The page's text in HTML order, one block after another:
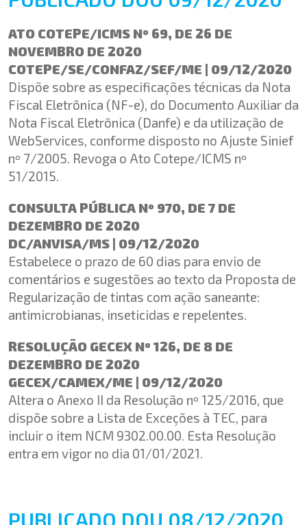
ATO COTEPE/ICMS Nº 69, DE 26 DE
NOVEMBRO DE 2020
COTEPE/SE/CONFAZ/SEF/ME | 09/12/2020
Dispõe sobre as especificações técnicas da Nota
Fiscal Eletrônica (NF-e), do Documento Auxiliar da
Nota Fiscal Eletrônica (Danfe) e da utilização de
WebServices, conforme disposto no Ajuste Sinief
nº 7/2005. Revoga o Ato Cotepe/ICMS nº
51/2015.
CONSULTA PÚBLICA Nº 970, DE 7 DE
DEZEMBRO DE 2020
DC/ANVISA/MS | 09/12/2020
Estabelece o prazo de 60 dias para envio de
comentários e sugestões ao texto da Proposta de
Regularização de tintas com ação saneante:
antimicrobianas, inseticidas e repelentes.
RESOLUÇÃO GECEX Nº 126, DE 8 DE
DEZEMBRO DE 2020
GECEX/CAMEX/ME | 09/12/2020
Altera o Anexo II da Resolução nº 125/2016, que
dispõe sobre a Lista de Exceções à TEC, para
incluir o item NCM 9302.00.00. Esta Resolução
entra em vigor no dia 01/01/2021.
PUBLICADO DOU 08/12/2020